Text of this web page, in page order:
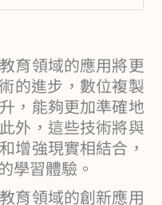
育領域的應用將更
的進步，數位複製
，能夠更加準確地
外，這些技術將與
增強現實相結合，
學習體驗。
育領域的創新應用